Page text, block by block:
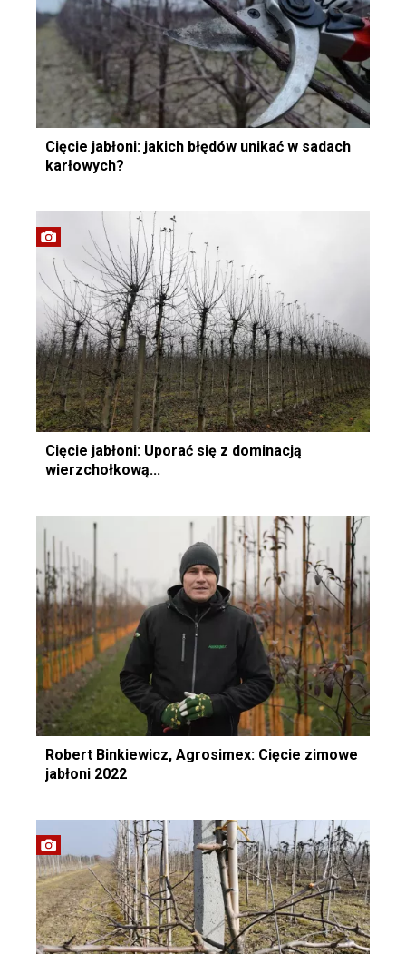
Cięcie jabłoni: jakich błędów unikać w sadach
karłowych?
Cięcie jabłoni: Uporać się z dominacją
wierzchołkową...
Robert Binkiewicz, Agrosimex: Cięcie zimowe
jabłoni 2022